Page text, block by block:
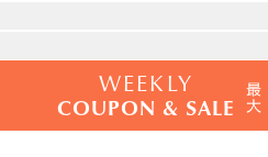
WEEKLY
COUPON & SALE